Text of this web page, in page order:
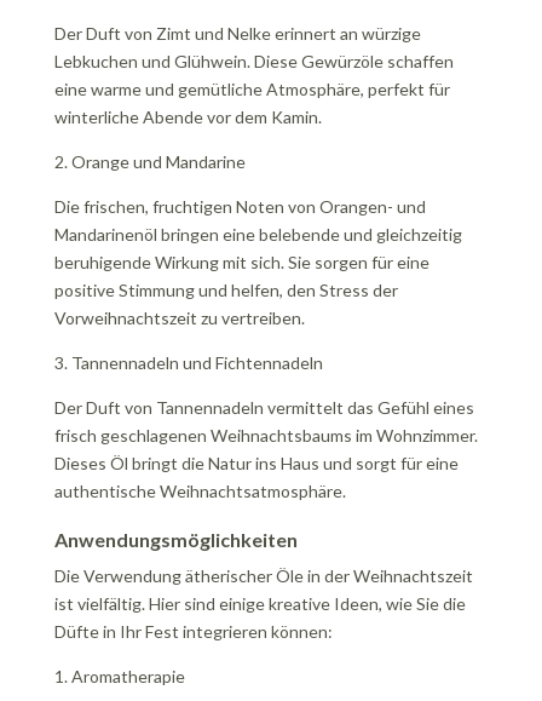
Der Duft von Zimt und Nelke erinnert an würzige
Lebkuchen und Glühwein. Diese Gewürzöle schaffen
eine warme und gemütliche Atmosphäre, perfekt für
winterliche Abende vor dem Kamin.
2. Orange und Mandarine
Die frischen, fruchtigen Noten von Orangen- und
Mandarinenöl bringen eine belebende und gleichzeitig
beruhigende Wirkung mit sich. Sie sorgen für eine
positive Stimmung und helfen, den Stress der
Vorweihnachtszeit zu vertreiben.
3. Tannennadeln und Fichtennadeln
Der Duft von Tannennadeln vermittelt das Gefühl eines
frisch geschlagenen Weihnachtsbaums im Wohnzimmer.
Dieses Öl bringt die Natur ins Haus und sorgt für eine
authentische Weihnachtsatmosphäre.
Anwendungsmöglichkeiten
Die Verwendung ätherischer Öle in der Weihnachtszeit
ist vielfältig. Hier sind einige kreative Ideen, wie Sie die
Düfte in Ihr Fest integrieren können:
1. Aromatherapie